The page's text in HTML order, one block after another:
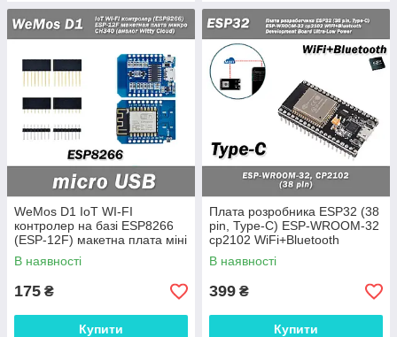
WeMos D1 IoT WI-FI
контролер на базі ESP8266
(ESP-12F) макетна плата міні
CH340 аналог Witty Cloud та
NodeMCU v3 інтернет речей
В наявності
175 ₴
Купити
Плата розробника ESP32 (38
pin, Type-C) ESP-WROOM-32
cp2102 WiFi+Bluetooth
мікроконтролер Development
Board Ultra-Low Power
В наявності
399 ₴
Купити